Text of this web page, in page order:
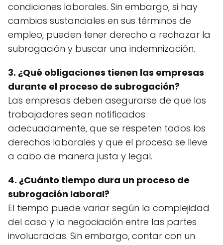
condiciones laborales. Sin embargo, si hay
cambios sustanciales en sus términos de
empleo, pueden tener derecho a rechazar la
subrogación y buscar una indemnización.
3. ¿Qué obligaciones tienen las empresas
durante el proceso de subrogación?
Las empresas deben asegurarse de que los
trabajadores sean notificados
adecuadamente, que se respeten todos los
derechos laborales y que el proceso se lleve
a cabo de manera justa y legal.
4. ¿Cuánto tiempo dura un proceso de
subrogación laboral?
El tiempo puede variar según la complejidad
del caso y la negociación entre las partes
involucradas. Sin embargo, contar con un